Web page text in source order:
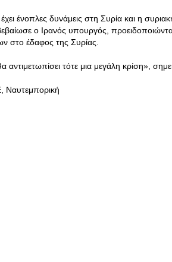
ένοπλες δυνάμεις στη Συρία και η
ο Ιρανός υπουργός,
στο έδαφος της Συρίας.
αντιμετωπίσει τότε μια μεγάλη κρίση»,